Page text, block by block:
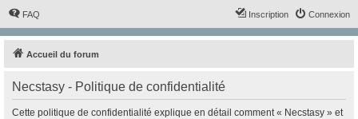
FAQ Connexion
Inscription
Accueil du forum
Necstasy - Politique de confidentialité
Cette politique de confidentialité explique en détail comment « Necstasy » et